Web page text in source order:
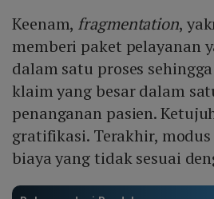
Keenam, fragmentation,
memberi paket pelayanan
dalam satu proses
klaim yang besar dalam
penanganan pasien.
gratifikasi. Terakhir,
biaya yang tidak sesuai